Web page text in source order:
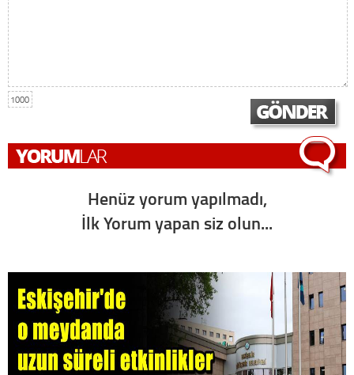
1000
Henüz yorum yapılmadı,
İlk Yorum yapan siz olun...